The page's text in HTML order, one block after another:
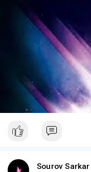
Sourov Sarkar